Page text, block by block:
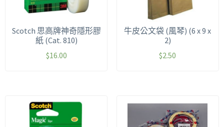
Scotch 思高牌神奇隱形膠
紙 (Cat. 810)
$16.00
牛皮公文袋 (風琴) (6 x 9 x
2)
$2.50